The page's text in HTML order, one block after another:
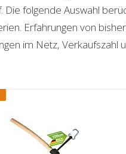
Die folgende Auswahl
Erfahrungen von
im Netz, Verkaufszahl